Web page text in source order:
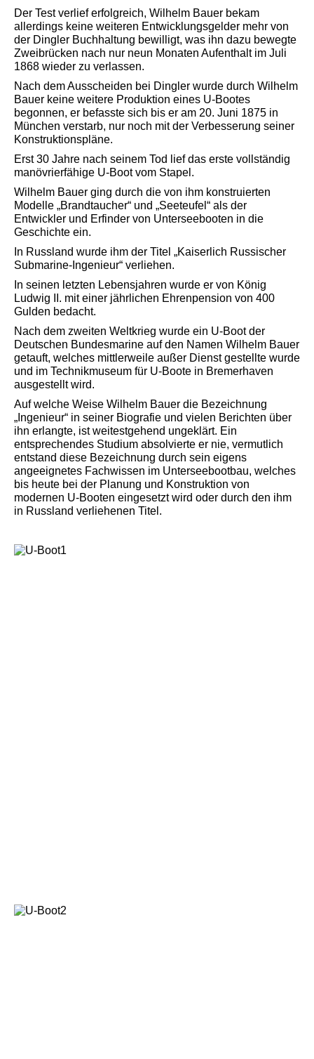
Der Test verlief erfolgreich, Wilhelm Bauer bekam
allerdings keine weiteren Entwicklungsgelder mehr von
der Dingler Buchhaltung bewilligt, was ihn dazu bewegte
Zweibrücken nach nur neun Monaten Aufenthalt im Juli
1868 wieder zu verlassen.
Nach dem Ausscheiden bei Dingler wurde durch Wilhelm
Bauer keine weitere Produktion eines U-Bootes
begonnen, er befasste sich bis er am 20. Juni 1875 in
München verstarb, nur noch mit der Verbesserung seiner
Konstruktionspläne.
Erst 30 Jahre nach seinem Tod lief das erste vollständig
manövrierfähige U-Boot vom Stapel.
Wilhelm Bauer ging durch die von ihm konstruierten
Modelle „Brandtaucher“ und „Seeteufel“ als der
Entwickler und Erfinder von Unterseebooten in die
Geschichte ein.
In Russland wurde ihm der Titel „Kaiserlich Russischer
Submarine-Ingenieur“ verliehen.
In seinen letzten Lebensjahren wurde er von König
Ludwig II. mit einer jährlichen Ehrenpension von 400
Gulden bedacht.
Nach dem zweiten Weltkrieg wurde ein U-Boot der
Deutschen Bundesmarine auf den Namen Wilhelm Bauer
getauft, welches mittlerweile außer Dienst gestellte wurde
und im Technikmuseum für U-Boote in Bremerhaven
ausgestellt wird.
Auf welche Weise Wilhelm Bauer die Bezeichnung
„Ingenieur“ in seiner Biografie und vielen Berichten über
ihn erlangte, ist weitestgehend ungeklärt. Ein
entsprechendes Studium absolvierte er nie, vermutlich
entstand diese Bezeichnung durch sein eigens
angeeignetes Fachwissen im Unterseebootbau, welches
bis heute bei der Planung und Konstruktion von
modernen U-Booten eingesetzt wird oder durch den ihm
in Russland verliehenen Titel.